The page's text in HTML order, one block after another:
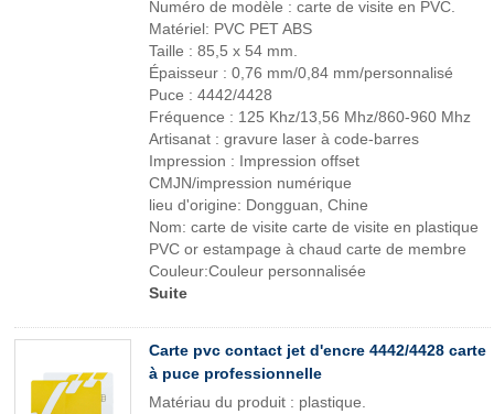
Numéro de modèle : carte de visite en PVC.
Matériel: PVC PET ABS
Taille : 85,5 x 54 mm.
Épaisseur : 0,76 mm/0,84 mm/personnalisé
Puce : 4442/4428
Fréquence : 125 Khz/13,56 Mhz/860-960 Mhz
Artisanat : gravure laser à code-barres
Impression : Impression offset
CMJN/impression numérique
lieu d'origine: Dongguan, Chine
Nom: carte de visite carte de visite en plastique
PVC or estampage à chaud carte de membre
Couleur:Couleur personnalisée
Suite
Carte pvc contact jet d'encre 4442/4428 carte
à puce professionnelle
Matériau du produit : plastique.